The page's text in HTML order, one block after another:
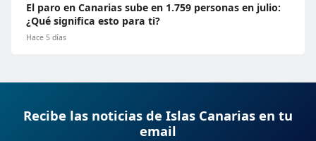
El paro en Canarias sube en 1.759 personas en julio:
¿Qué significa esto para ti?
Hace 5 días
Recibe las noticias de Islas Canarias en tu
email